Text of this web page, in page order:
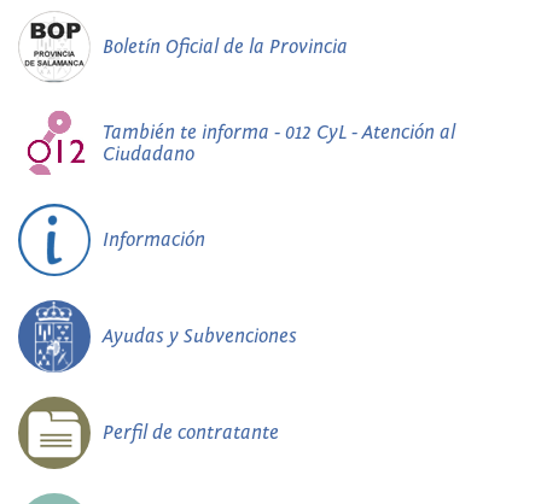
Boletín Oficial de la Provincia
También te informa - 012 CyL - Atención al
Ciudadano
Información
Ayudas y Subvenciones
Perfil de contratante